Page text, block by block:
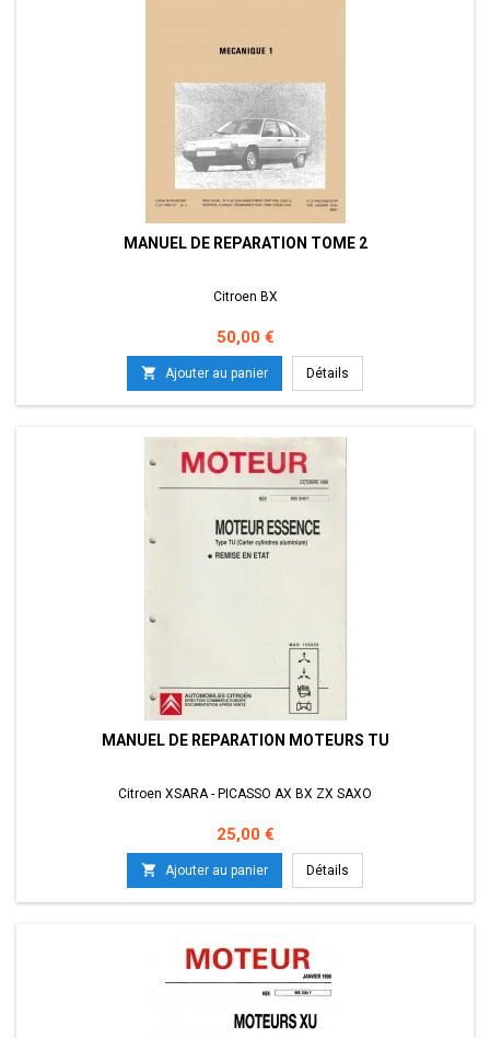
MANUEL DE REPARATION TOME 2
Citroen BX
Prix
50,00 €
 Ajouter au panier Détails
MANUEL DE REPARATION MOTEURS TU
Citroen XSARA - PICASSO AX BX ZX SAXO
Prix
25,00 €
 Ajouter au panier Détails